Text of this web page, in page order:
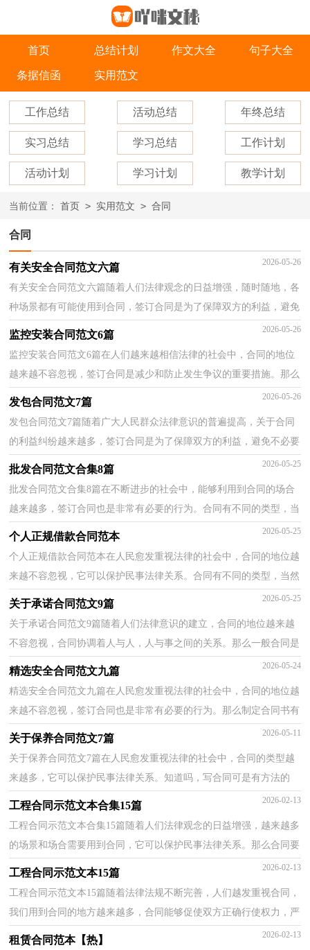
首页 总结计划 作文大全 句子大全
条据信函 实用范文
工作总结 活动总结 年终总结
实习总结 学习总结 工作计划
活动计划 学习计划 教学计划
当前位置： 首页 > 实用范文 > 合同
合同
有关安全合同范文六篇 2026-05-26
有关安全合同范文六篇随着人们法律观念的日益增强，随时随地，各
种场景都有可能使用到合同，签订合同是为了保障双方的利益，避免
不必要的争端。那么正式、规范的合同是什么样的呢？下...
监控安装合同范文6篇 2026-05-26
监控安装合同范文6篇在人们越来越相信法律的社会中，合同的地位
越来越不容忽视，签订合同是减少和防止发生争议的重要措施。那么
问题来了，到底应如何拟定合同呢？下面是小编整理的...
发包合同范文7篇 2026-05-26
发包合同范文7篇随着广大人民群众法律意识的普遍提高，关于合同
的利益纠纷越来越多，签订合同是为了保障双方的利益，避免不必要
的争端。那么大家知道合法的合同书怎么写吗？下面是...
批发合同范文合集8篇 2026-05-25
批发合同范文合集8篇在不断进步的社会中，能够利用到合同的场合
越来越多，签订合同也是非常有必要的行为。合同有不同的类型，当
然也有不同的目的，以下是小编精心整理的批发合同8篇...
个人正规借款合同范本 2026-05-25
个人正规借款合同范本在人民愈发重视法律的社会中，合同的地位越
来越不容忽视，它可以保护民事法律关系。合同有不同的类型，当然
也有不同的目的，以下是小编整理的个人正规借款合同...
关于承诺合同范文9篇 2026-05-25
关于承诺合同范文9篇随着人们法律意识的建立，合同的地位越来越
不容忽视，合同协调着人与人，人与事之间的关系。那么一般合同是
怎么起草的呢？以下是小编为大家整理的承诺合同9篇，欢...
精选安全合同范文九篇 2026-05-24
精选安全合同范文九篇在人民愈发重视法律的社会中，合同的地位越
来越不容忽视，签订合同也是非常有必要的行为。那么制定合同书有
什么需要注意的呢？以下是小编精心整理的安全合同...
关于保养合同范文7篇 2026-05-11
关于保养合同范文7篇在人民愈发重视法律的社会中，合同的类型越
来越多，它可以保护民事法律关系。知道吗，写合同可是有方法的
哦，下面是小编收集整理的保养合同7篇，希望能够帮助到大...
工程合同示范文本合集15篇 2026-02-13
工程合同示范文本合集15篇随着人们法律观念的日益增强，越来越多
的场景和场合需要用到合同，它可以保护民事法律关系。那么合同要
怎么拟定？想必这让大家都很苦恼吧，以下是小编为大...
工程合同示范文本15篇 2026-02-13
工程合同示范文本15篇随着法律法规不断完善，人们越发重视合同，
我们用到合同的地方越来越多，合同能够促使双方正确行使权力，严
格履行义务。合同有不同的类型，当然也有不同的目的，以...
租赁合同范本【热】 2026-02-13